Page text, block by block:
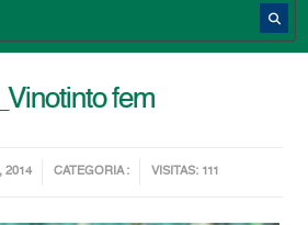
fem
2014 CATEGORIA : VISITAS: 111